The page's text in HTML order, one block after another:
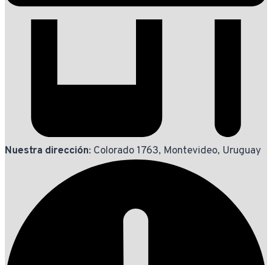
Nuestra dirección: Colorado 1763, Montevideo, Uruguay